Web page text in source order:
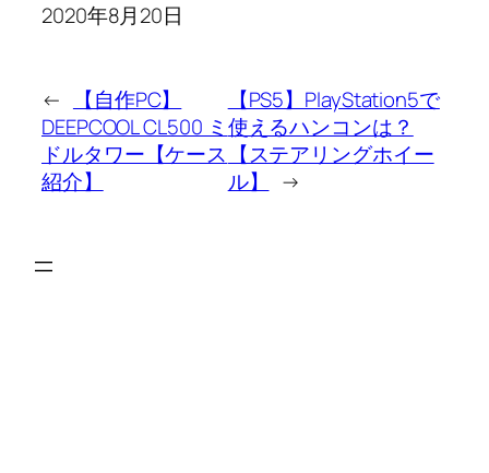
2020年8月20日
←
【自作PC】
DEEPCOOL CL500 ミ
ドルタワー【ケース
紹介】
【PS5】PlayStation5で
使えるハンコンは？
【ステアリングホイー
ル】
→